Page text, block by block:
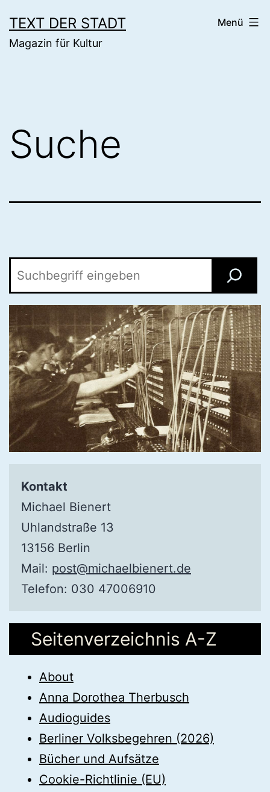
Inhalt
springen
TEXT DER STADT
Magazin für Kultur
Menü
Suche
Kontakt
Michael Bienert
Uhlandstraße 13
13156 Berlin
Mail: post@michaelbienert.de
Telefon: 030 47006910
Seitenverzeichnis A-Z
About
Anna Dorothea Therbusch
Audioguides
Berliner Volksbegehren (2026)
Bücher und Aufsätze
Cookie-Richtlinie (EU)